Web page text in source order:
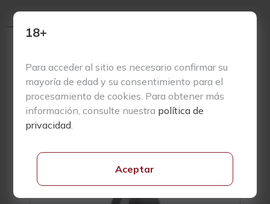
18+
Para acceder al sitio es necesario confirmar su
mayoría de edad y su consentimiento para el
procesamiento de cookies. Para obtener más
información, consulte nuestra política de
privacidad
Aceptar
Productos Relacionados
Spectator